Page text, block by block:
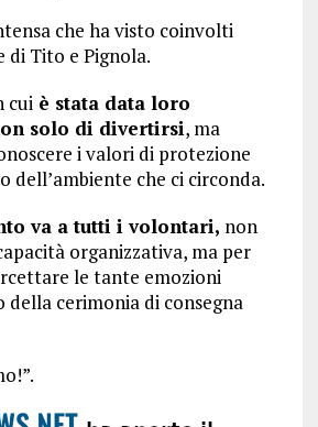
che ha visto coinvolti
di Tito e Pignola.
cuiè stata data loro
solo di divertirsi, ma
i valori di protezione
dell’ambiente che ci circonda.
va a tutti i volontari, non
organizzativa, ma per
le tante emozioni
della cerimonia di consegna